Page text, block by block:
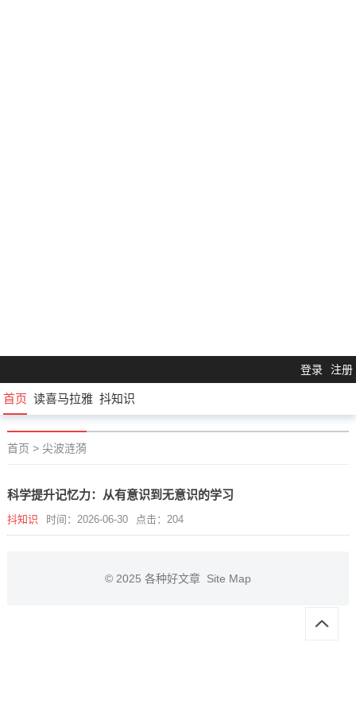
登录 注册
首页 读喜马拉雅 抖知识
首页 > 尖波涟漪
科学提升记忆力：从有意识到无意识的学习
抖知识 时间：2026-06-30 点击：204
© 2025 各种好文章 Site Map